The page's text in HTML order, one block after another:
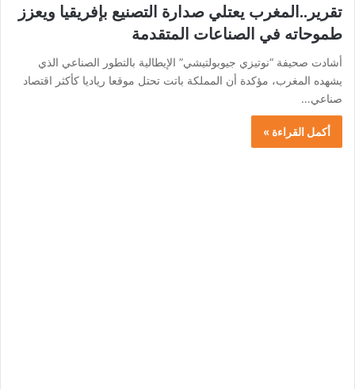
تقرير..المغرب يعتلي صدارة التصنيع بإفريقيا ويعزز
طموحاته في الصناعات المتقدمة
أشادت صحيفة “نوتيزي جيوبولتيشي” الإيطالية بالتطور الصناعي الذي
يشهده المغرب، مؤكدة أن المملكة باتت تحتل موقعا رياديا كأكثر اقتصاد
صناعي…
أكمل القراءة »